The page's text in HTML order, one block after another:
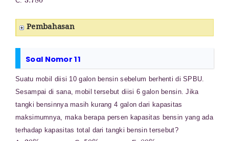
Pembahasan
Soal Nomor 11
Suatu mobil diisi 10 galon bensin sebelum berhenti di SPBU.
Sesampai di sana, mobil tersebut diisi 6 galon bensin. Jika
tangki bensinnya masih kurang 4 galon dari kapasitas
maksimumnya, maka berapa persen kapasitas bensin yang ada
terhadap kapasitas total dari tangki bensin tersebut?
20% 50% 80%